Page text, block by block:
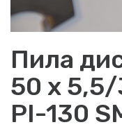
Пила
50 x 5,5/
PI-130